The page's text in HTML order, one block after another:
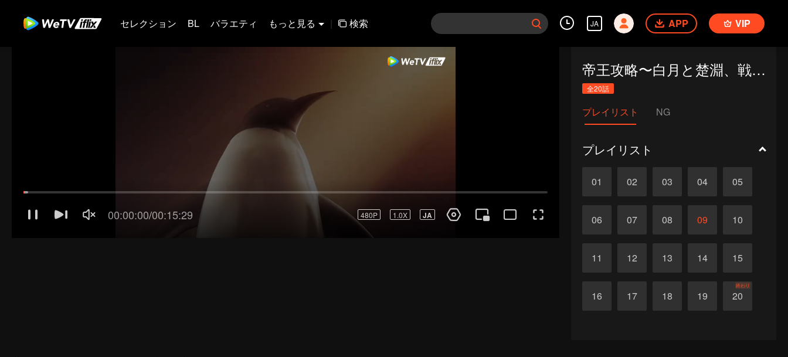
セレクション BL バラエティ もっと見る | 検索 JA APP VIP
帝王攻略〜白月と楚淵、戦う帝王〜
全20話
プレイリスト NG
プレイリスト
01 02 03 04 05
06 07 08 09 10
11 12 13 14 15
16 17 18 19 20
終わり